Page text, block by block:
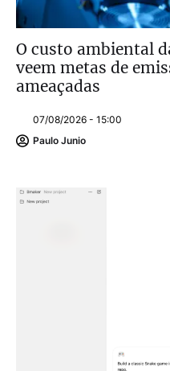
O custo ambiental
veem metas de
ameaçadas
07/08/2026 - 15:00
Paulo Junio